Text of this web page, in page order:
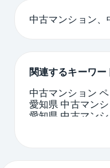
中古マンション、
関連するキーワー
中古マンション
愛知県 中古マン
愛知県 中古マン
大阪梅田駅 中古